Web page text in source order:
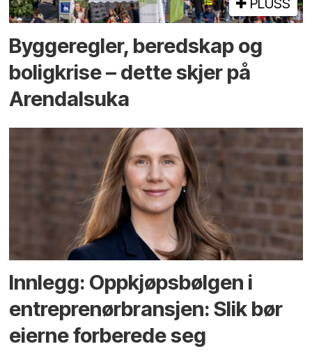
PLUSS
Bygge­regler, beredskap og
bolig­krise – dette skjer på
Arendals­uka
Innlegg: Oppkjøps­bølgen i
entreprenør­bransjen: Slik bør
eierne forberede seg